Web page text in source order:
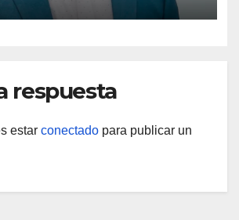
respuesta
estar conectado para publicar un